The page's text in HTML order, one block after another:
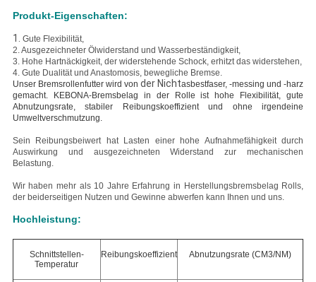
Produkt-Eigenschaften:
1. Gute Flexibilität,
2. AusgezeichneterÖlwiderstand und Wasserbeständigkeit,
3. Hohe Hartnäckigkeit, der widerstehende Schock, erhitzt das widerstehen,
4. Gute Dualität und Anastomosis, bewegliche Bremse.
Unser Bremsrollenfutter wird von der Nichtasbestfaser, -messing und -harz
gemacht. KEBONA-Bremsbelag in der Rolle ist hohe Flexibilität, gute
Abnutzungsrate, stabiler Reibungskoeffizient und ohne irgendeine
Umweltverschmutzung.
Sein Reibungsbeiwert hat Lasten einer hohe Aufnahmefähigkeit durch
Auswirkung und ausgezeichneten Widerstand zur mechanischen
Belastung.
Wir haben mehr als 10 Jahre Erfahrung in Herstellungsbremsbelag Rolls,
der beiderseitigen Nutzen und Gewinne abwerfen kann Ihnen und uns.
Hochleistung:
Schnittstellen-
Temperatur
Reibungskoeffizient Abnutzungsrate (CM3/NM)